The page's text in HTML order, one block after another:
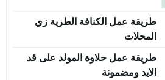
طريقة عمل الكنافة الطرية زي
المحلات
طريقة عمل حلاوة المولد على قد
الايد ومضمونة